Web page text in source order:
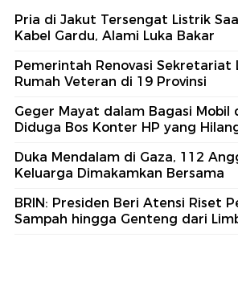
Pria di Jakut Tersengat Listrik
Kabel Gardu, Alami Luka Bakar
Pemerintah Renovasi Sekretariat
Rumah Veteran di 19 Provinsi
Geger Mayat dalam Bagasi Mobil
Diduga Bos Konter HP yang
Duka Mendalam di Gaza, 112
Keluarga Dimakamkan Bersama
BRIN: Presiden Beri Atensi Riset
Sampah hingga Genteng dari